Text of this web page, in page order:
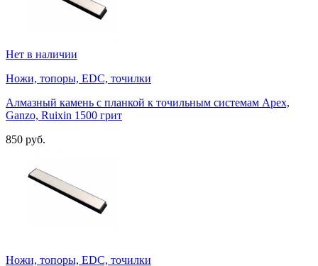
Нет в наличии
Ножи, топоры, EDC, точилки
Алмазный камень с планкой к точильным системам Apex,
Ganzo, Ruixin 1500 грит
850 руб.
Ножи, топоры, EDC, точилки